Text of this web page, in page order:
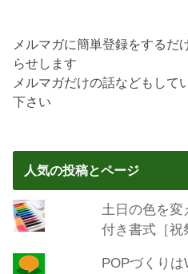
メルマガに簡単登録をするだ
らせします
メルマガだけの話などもして
下さい
人気の投稿とページ
土日の色を
付き書式［祝
POPづくり